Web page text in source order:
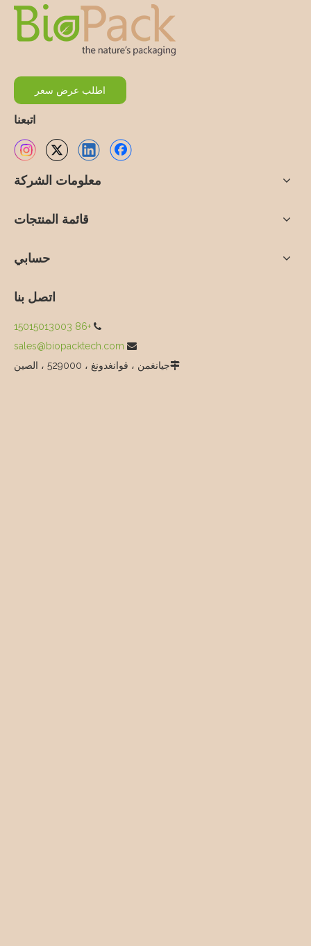
اطلب عرض سعر
اتبعنا
معلومات الشركة
قائمة المنتجات
حسابي
اتصل بنا

+86 15015013003

sales@biopacktech.com
جيانغمن ، قوانغدونغ ، 529000 ، الصين